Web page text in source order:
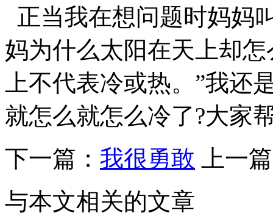
正当我在想问题时妈妈
妈为什么太阳在天上却
上不代表冷或热。”我还
就怎么就怎么冷了?大家
下一篇： 我很勇敢
上一
与本文相关的文章